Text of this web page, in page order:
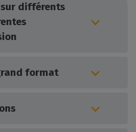
différents
format